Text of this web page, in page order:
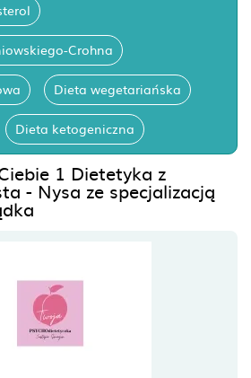
Crohna
Dieta wegetariańska
Dieta ketogeniczna
1 Dietetyka z
- Nysa ze specjalizacją